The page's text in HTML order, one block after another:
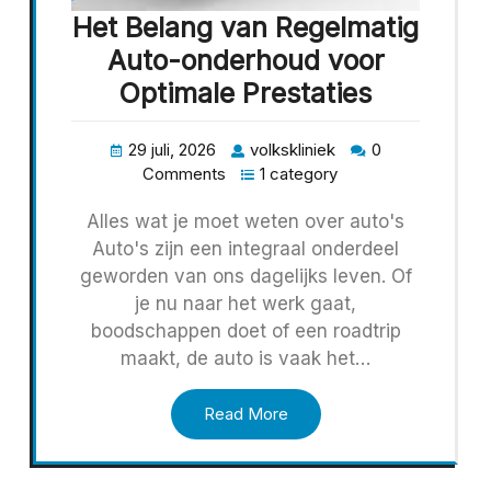
Het Belang van Regelmatig
Auto-onderhoud voor
Optimale Prestaties
29 juli, 2026 volkskliniek
0
Comments
1 category
Alles wat je moet weten over auto's
Auto's zijn een integraal onderdeel
geworden van ons dagelijks leven. Of
je nu naar het werk gaat,
boodschappen doet of een roadtrip
maakt, de auto is vaak het…
Read More